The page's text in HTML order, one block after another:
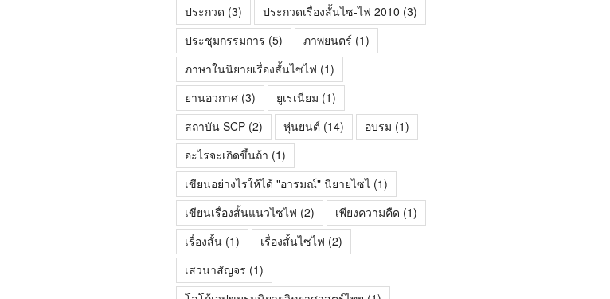
ประกวด (3) ประกวดเรื่องสั้นไซ-ไฟ 2010 (3)
ประชุมกรรมการ (5) ภาพยนตร์ (1)
ภาษาในนิยายเรื่องสั้นไซไฟ (1)
ยานอวกาศ(3) ยูเรเนียม (1)
สถาบัน SCP(2) หุ่นยนต์ (14) อบรม (1)
อะไรจะเกิดขึ้นถ้า (1)
เขียนอย่างไรให้ได้ "อารมณ์" นิยายไซไ(1)
เขียนเรื่องสั้นแนวไซไฟ (2) เพียงความคืด (1)
เรื่องสั้น(1) เรื่องสั้นไซไฟ (2)
เสวนาสัญจร (1)